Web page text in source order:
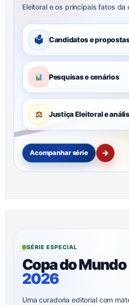
Eleitoral e os principais fatos
🗳 Candidatos e
Pesquisas e cenários
⚖ Justiça Eleitoral e
Acompanhar série →
SÉRIE ESPECIAL
Copa do Mundo
2026
Uma curadoria editorial com